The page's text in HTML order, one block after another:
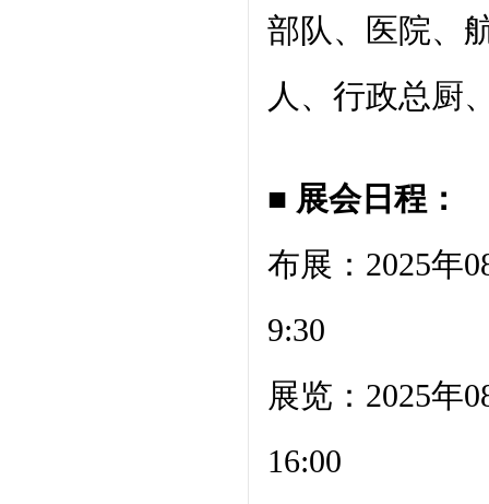
部队、医院、
人、行政总厨
■ 展会日程：
布展：2025年
9:30
展览：2025年
16:00